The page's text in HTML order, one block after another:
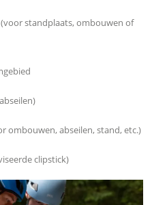
standplaats, ombouwen of
ombouwen, abseilen, stand, etc.)
clipstick)